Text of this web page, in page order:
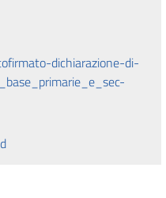
dichiarazione-di-